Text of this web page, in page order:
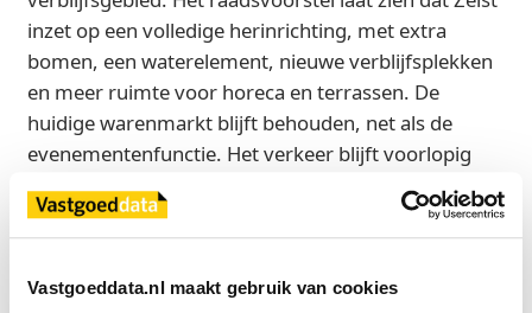
Vastgoeddata.nl maakt gebruik van cookies
inzet op een volledige herinrichting, met extra
bomen, een waterelement, nieuwe verblijfsplekken
en meer ruimte voor horeca en terrassen. De
huidige warenmarkt blijft behouden, net als de
evenementenfunctie. Het verkeer blijft voorlopig
om het plein heen geleid worden, omdat volledige
afsluiting van de noord-zuidroute nog niet mogelijk
is, maar het hart van het plein wordt autovrij.